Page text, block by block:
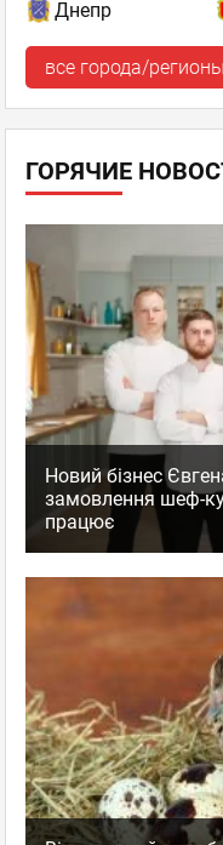
Днепр
все города/регионы
ГОРЯЧИЕ
Новий бізнес
замовлення шеф-
працює